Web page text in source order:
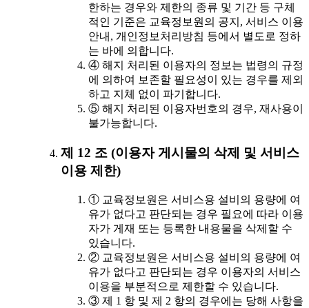
한하는 경우와 제한의 종류 및 기간 등 구체
적인 기준은 교육정보원의 공지, 서비스 이용
안내, 개인정보처리방침 등에서 별도로 정하
는 바에 의합니다.
④ 해지 처리된 이용자의 정보는 법령의 규정
에 의하여 보존할 필요성이 있는 경우를 제외
하고 지체 없이 파기합니다.
⑤ 해지 처리된 이용자번호의 경우, 재사용이
불가능합니다.
제 12 조 (이용자 게시물의 삭제 및 서비스
이용 제한)
① 교육정보원은 서비스용 설비의 용량에 여
유가 없다고 판단되는 경우 필요에 따라 이용
자가 게재 또는 등록한 내용물을 삭제할 수
있습니다.
② 교육정보원은 서비스용 설비의 용량에 여
유가 없다고 판단되는 경우 이용자의 서비스
이용을 부분적으로 제한할 수 있습니다.
③ 제 1 항 및 제 2 항의 경우에는 당해 사항을